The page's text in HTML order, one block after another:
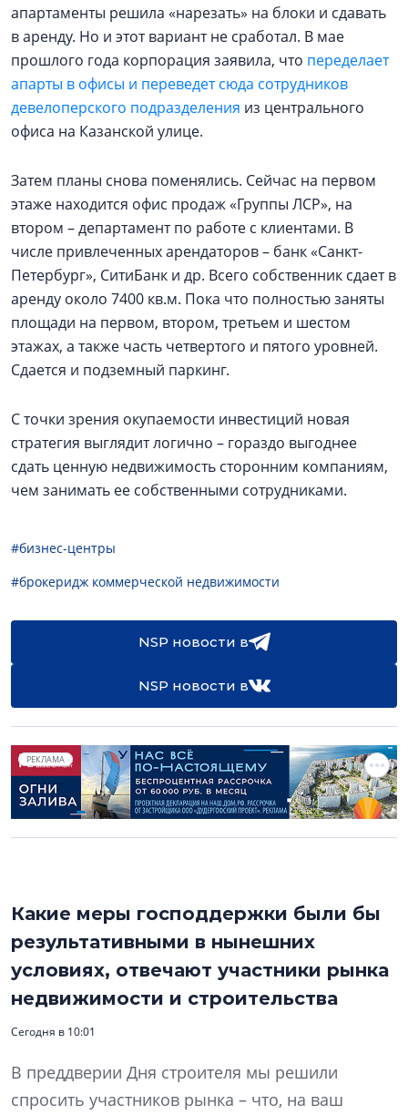
апартаменты решила «нарезать» на блоки и сдавать
в аренду. Но и этот вариант не сработал. В мае
прошлого года корпорация заявила, что переделает
апарты в офисы и переведет сюда сотрудников
девелоперского подразделения из центрального
офиса на Казанской улице.
Затем планы снова поменялись. Сейчас на первом
этаже находится офис продаж «Группы ЛСР», на
втором – департамент по работе с клиентами. В
числе привлеченных арендаторов – банк «Санкт-
Петербург», СитиБанк и др. Всего собственник сдает в
аренду около 7400 кв.м. Пока что полностью заняты
площади на первом, втором, третьем и шестом
этажах, а также часть четвертого и пятого уровней.
Сдается и подземный паркинг.
С точки зрения окупаемости инвестиций новая
стратегия выглядит логично – гораздо выгоднее
сдать ценную недвижимость сторонним компаниям,
чем занимать ее собственными сотрудниками.
#бизнес-центры
#брокеридж коммерческой недвижимости
NSP новости в
NSP новости в
РЕКЛАМА
Какие меры господдержки были бы
результативными в нынешних
условиях, отвечают участники рынка
недвижимости и строительства
Сегодня в 10:01
В преддверии Дня строителя мы решили
спросить участников рынка – что, на ваш